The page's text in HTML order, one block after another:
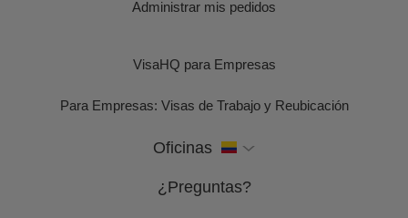
Administrar mis pedidos
VisaHQ para Empresas
Para Empresas: Visas de Trabajo y Reubicación
Oficinas
¿Preguntas?